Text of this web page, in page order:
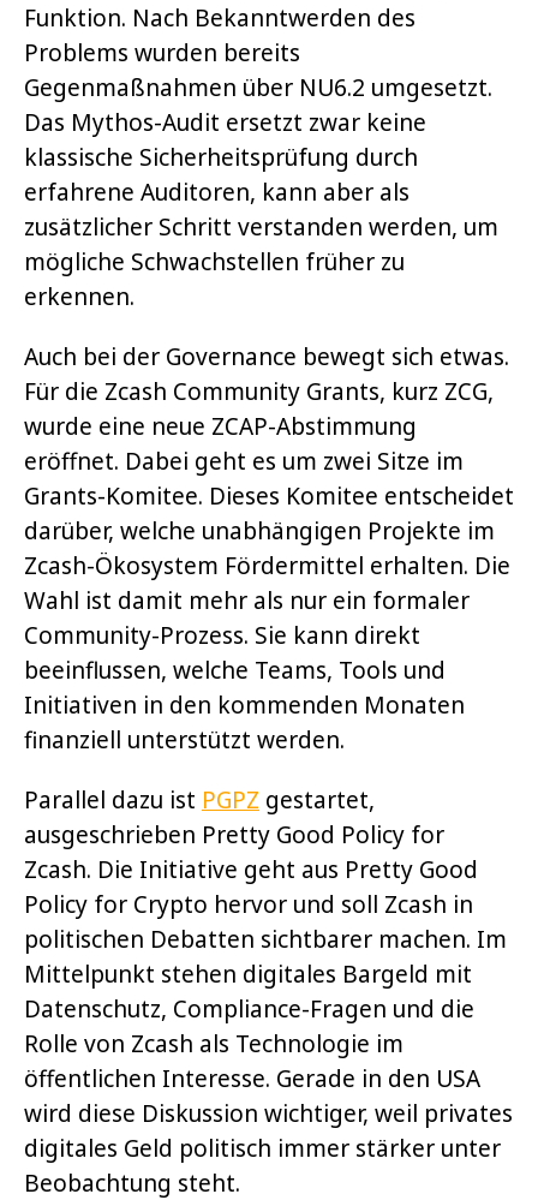
Funktion. Nach Bekanntwerden des
Problems wurden bereits
Gegenmaßnahmen über NU6.2 umgesetzt.
Das Mythos-Audit ersetzt zwar keine
klassische Sicherheitsprüfung durch
erfahrene Auditoren, kann aber als
zusätzlicher Schritt verstanden werden, um
mögliche Schwachstellen früher zu
erkennen.
Auch bei der Governance bewegt sich etwas.
Für die Zcash Community Grants, kurz ZCG,
wurde eine neue ZCAP-Abstimmung
eröffnet. Dabei geht es um zwei Sitze im
Grants-Komitee. Dieses Komitee entscheidet
darüber, welche unabhängigen Projekte im
Zcash-Ökosystem Fördermittel erhalten. Die
Wahl ist damit mehr als nur ein formaler
Community-Prozess. Sie kann direkt
beeinflussen, welche Teams, Tools und
Initiativen in den kommenden Monaten
finanziell unterstützt werden.
Parallel dazu ist PGPZ gestartet,
ausgeschrieben Pretty Good Policy for
Zcash. Die Initiative geht aus Pretty Good
Policy for Crypto hervor und soll Zcash in
politischen Debatten sichtbarer machen. Im
Mittelpunkt stehen digitales Bargeld mit
Datenschutz, Compliance-Fragen und die
Rolle von Zcash als Technologie im
öffentlichen Interesse. Gerade in den USA
wird diese Diskussion wichtiger, weil privates
digitales Geld politisch immer stärker unter
Beobachtung steht.